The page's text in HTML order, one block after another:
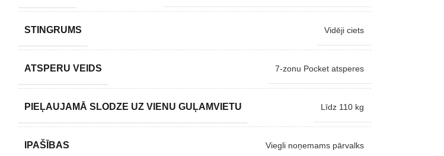
STINGRUMS Vidēji ciets
ATSPERU VEIDS 7-zonu Pocket atsperes
PIEĻAUJAMĀ SLODZE UZ VIENU GUĻAMVIETU Līdz 110 kg
IPAŠĪBAS Viegli noņemams pārvalks